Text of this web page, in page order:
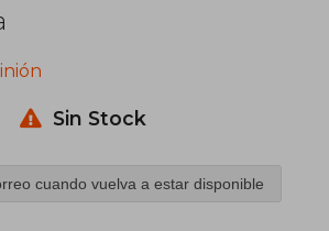
Sin Stock
cuando vuelva a estar disponible